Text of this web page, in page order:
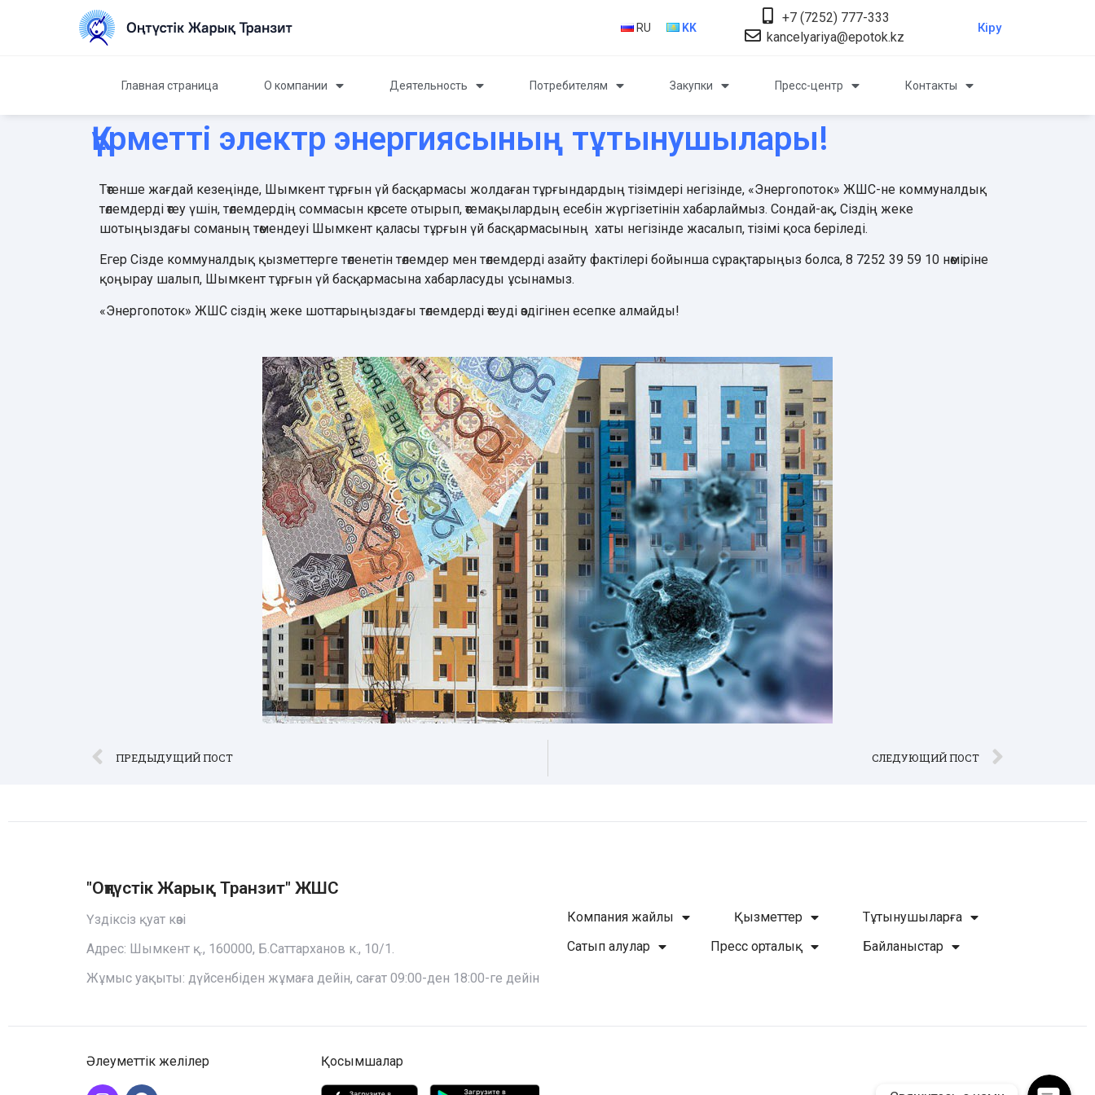
RU KK
+7 (7252) 777-333
kancelyariya@epotok.kz
Кіру
Главная страница О компании Деятельность Потребителям Закупки Пресс-центр Контакты
Құрметті электр энергиясының тұтынушылары!
Төтенше жағдай кезеңінде, Шымкент тұрғын үй басқармасы жолдаған тұрғындардың тізімдері негізінде, «Энергопоток» ЖШС-не коммуналдық
төлемдерді өтеу үшін, төлемдердің соммасын көрсете отырып, өтемақылардың есебін жүргізетінін хабарлаймыз. Сондай-ақ, Сіздің жеке
шотыңыздағы соманың төмендеуі Шымкент қаласы тұрғын үй басқармасының хаты негізінде жасалып, тізімі қоса беріледі.
Егер Сізде коммуналдық қызметтерге төленетін төлемдер мен төлемдерді азайту фактiлерi бойынша сұрақтарыңыз болса, 8 7252 39 59 10 нөміріне
қоңырау шалып, Шымкент тұрғын үй басқармасына хабарласуды ұсынамыз.
«Энергопоток» ЖШС сіздің жеке шоттарыңыздағы төлемдерді өтеуді өздігінен есепке алмайды!
ПРЕДЫДУЩИЙ ПОСТ СЛЕДУЮЩИЙ ПОСТ
"Оңтүстiк Жарық Транзит" ЖШС
Үздіксіз қуат көзі
Адрес: Шымкент қ., 160000, Б.Саттарханов к., 10/1.
Жұмыс уақыты: дүйсенбіден жұмаға дейін, сағат 09:00-ден 18:00-ге дейін
Компания жайлы Қызметтер
Тұтынушыларға
Сатып алулар
Пресс орталық Байланыстар
Әлеуметтік желілер Қосымшалар
Telegram